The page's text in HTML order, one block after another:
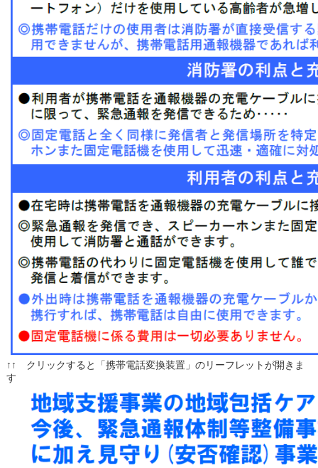
↑↑ クリックすると「携帯電話変換装置」のリーフレットが開きま
す